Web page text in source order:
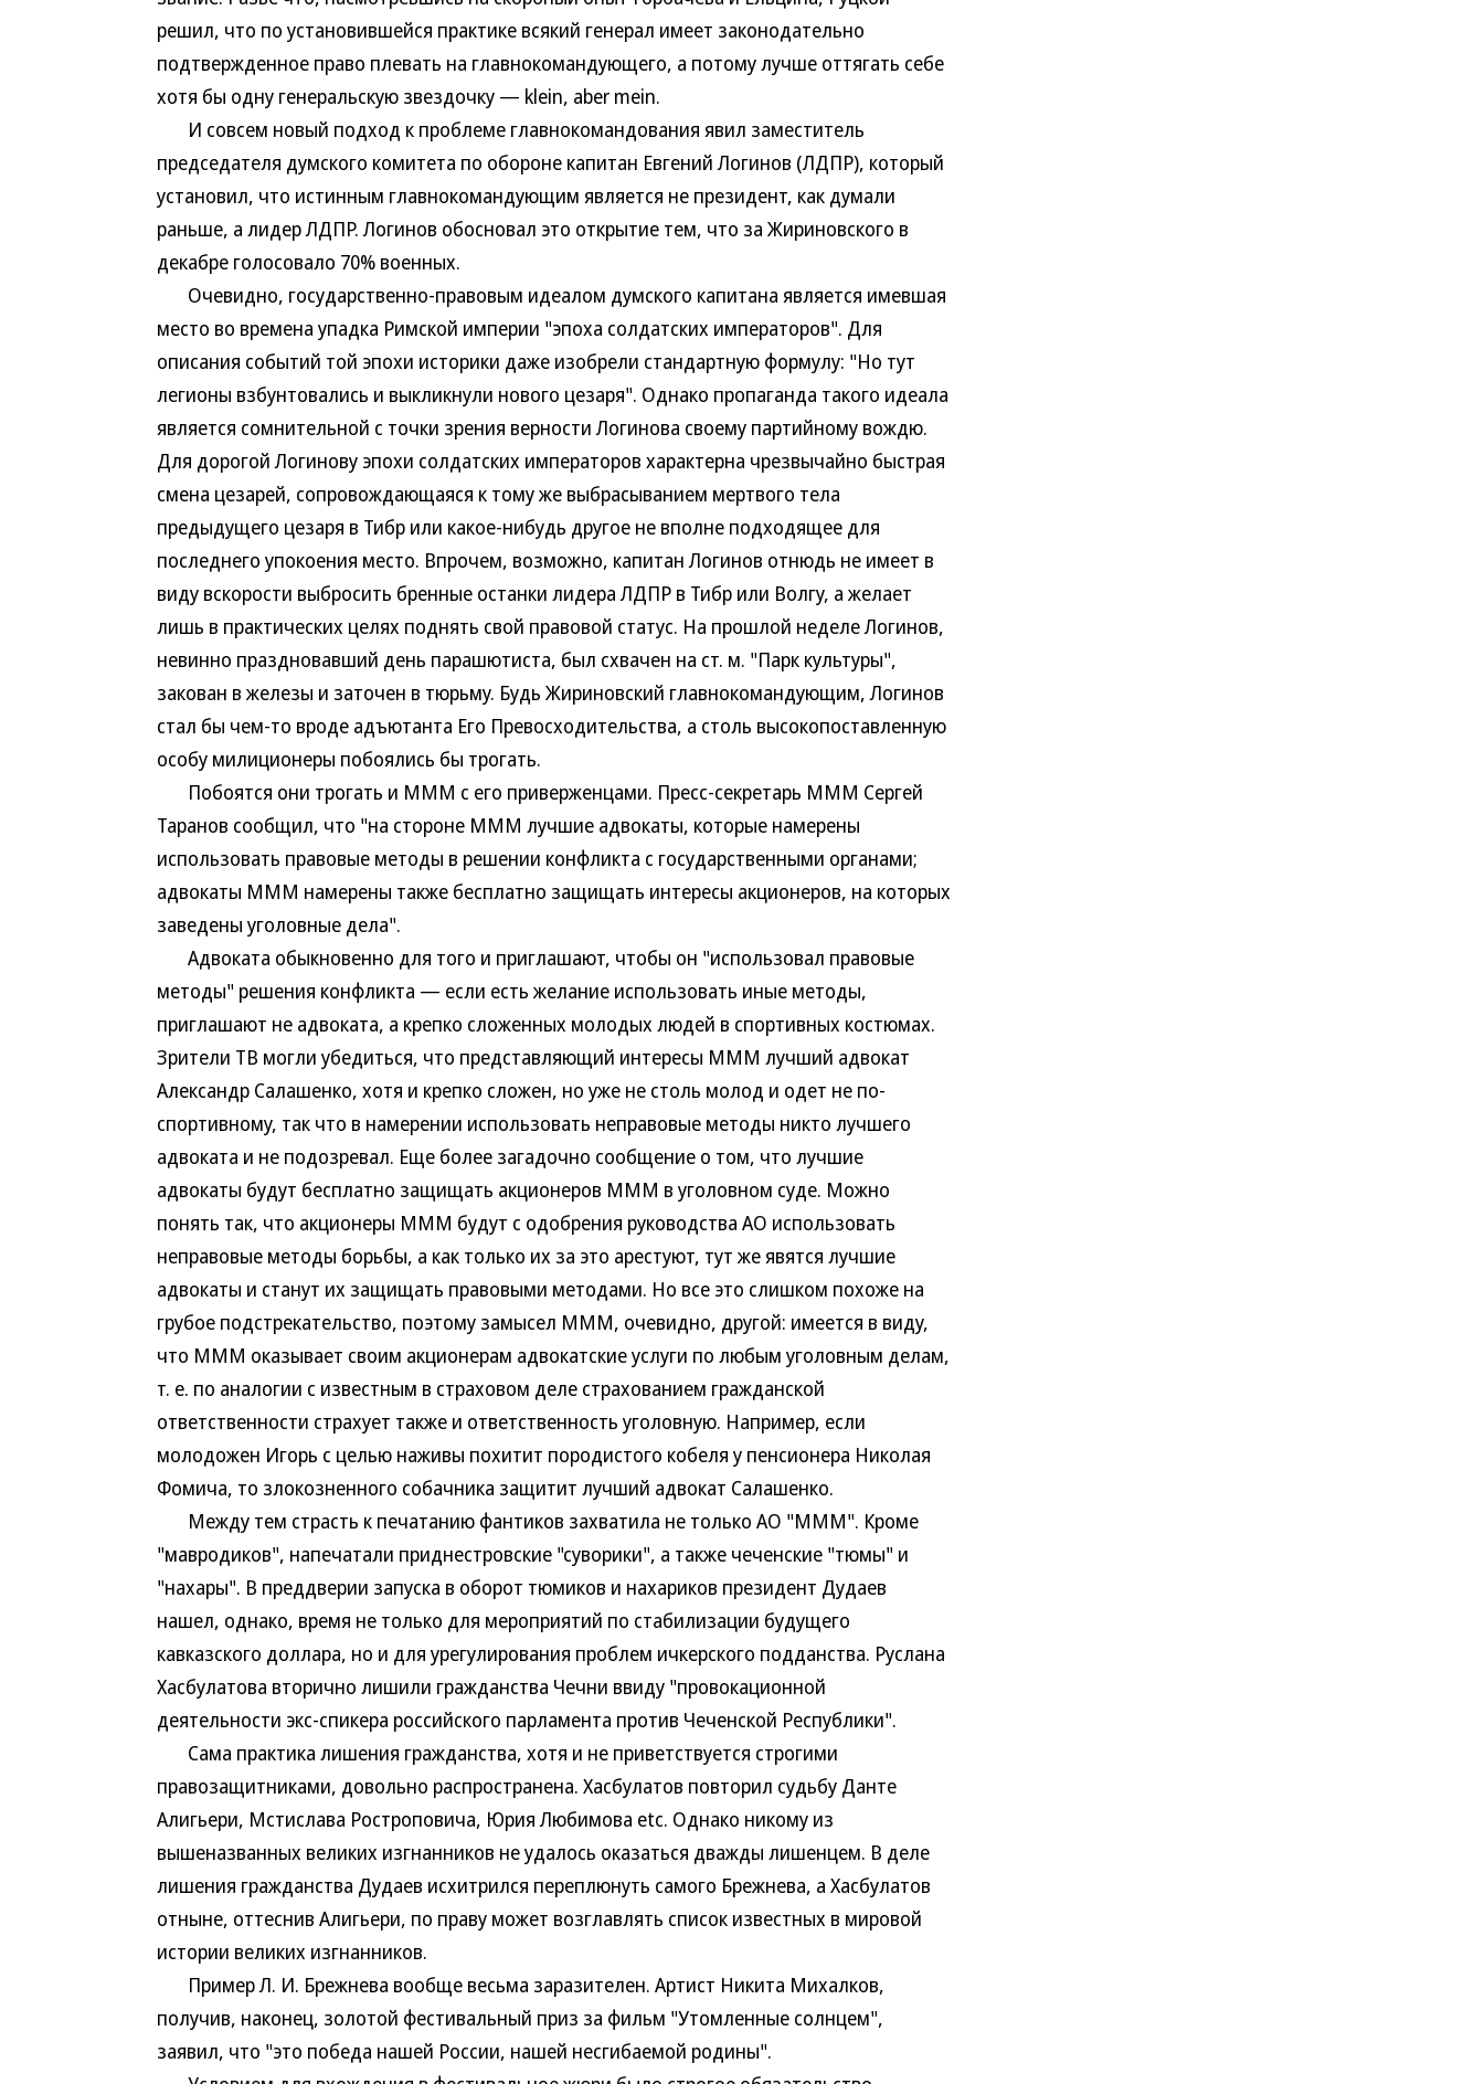
решил, что по установившейся практике всякий генерал имеет законодательно
подтвержденное право плевать на главнокомандующего, а потому лучше оттягать себе
хотя бы одну генеральскую звездочку — klein, aber mein.
И совсем новый подход к проблеме главнокомандования явил заместитель
председателя думского комитета по обороне капитан Евгений Логинов (ЛДПР), который
установил, что истинным главнокомандующим является не президент, как думали
раньше, а лидер ЛДПР. Логинов обосновал это открытие тем, что за Жириновского в
декабре голосовало 70% военных.
Очевидно, государственно-правовым идеалом думского капитана является имевшая
место во времена упадка Римской империи "эпоха солдатских императоров". Для
описания событий той эпохи историки даже изобрели стандартную формулу: "Но тут
легионы взбунтовались и выкликнули нового цезаря". Однако пропаганда такого идеала
является сомнительной с точки зрения верности Логинова своему партийному вождю.
Для дорогой Логинову эпохи солдатских императоров характерна чрезвычайно быстрая
смена цезарей, сопровождающаяся к тому же выбрасыванием мертвого тела
предыдущего цезаря в Тибр или какое-нибудь другое не вполне подходящее для
последнего упокоения место. Впрочем, возможно, капитан Логинов отнюдь не имеет в
виду вскорости выбросить бренные останки лидера ЛДПР в Тибр или Волгу, а желает
лишь в практических целях поднять свой правовой статус. На прошлой неделе Логинов,
невинно праздновавший день парашютиста, был схвачен на ст. м. "Парк культуры",
закован в железы и заточен в тюрьму. Будь Жириновский главнокомандующим, Логинов
стал бы чем-то вроде адъютанта Его Превосходительства, а столь высокопоставленную
особу милиционеры побоялись бы трогать.
Побоятся они трогать и МММ с его приверженцами. Пресс-секретарь МММ Сергей
Таранов сообщил, что "на стороне МММ лучшие адвокаты, которые намерены
использовать правовые методы в решении конфликта с государственными органами;
адвокаты МММ намерены также бесплатно защищать интересы акционеров, на которых
заведены уголовные дела".
Адвоката обыкновенно для того и приглашают, чтобы он "использовал правовые
методы" решения конфликта — если есть желание использовать иные методы,
приглашают не адвоката, а крепко сложенных молодых людей в спортивных костюмах.
Зрители ТВ могли убедиться, что представляющий интересы МММ лучший адвокат
Александр Салашенко, хотя и крепко сложен, но уже не столь молод и одет не по-
спортивному, так что в намерении использовать неправовые методы никто лучшего
адвоката и не подозревал. Еще более загадочно сообщение о том, что лучшие
адвокаты будут бесплатно защищать акционеров МММ в уголовном суде. Можно
понять так, что акционеры МММ будут с одобрения руководства АО использовать
неправовые методы борьбы, а как только их за это арестуют, тут же явятся лучшие
адвокаты и станут их защищать правовыми методами. Но все это слишком похоже на
грубое подстрекательство, поэтому замысел МММ, очевидно, другой: имеется в виду,
что МММ оказывает своим акционерам адвокатские услуги по любым уголовным делам,
т. е. по аналогии с известным в страховом деле страхованием гражданской
ответственности страхует также и ответственность уголовную. Например, если
молодожен Игорь с целью наживы похитит породистого кобеля у пенсионера Николая
Фомича, то злокозненного собачника защитит лучший адвокат Салашенко.
Между тем страсть к печатанию фантиков захватила не только АО "МММ". Кроме
"мавродиков", напечатали приднестровские "суворики", а также чеченские "тюмы" и
"нахары". В преддверии запуска в оборот тюмиков и нахариков президент Дудаев
нашел, однако, время не только для мероприятий по стабилизации будущего
кавказского доллара, но и для урегулирования проблем ичкерского подданства. Руслана
Хасбулатова вторично лишили гражданства Чечни ввиду "провокационной
деятельности экс-спикера российского парламента против Чеченской Республики".
Сама практика лишения гражданства, хотя и не приветствуется строгими
правозащитниками, довольно распространена. Хасбулатов повторил судьбу Данте
Алигьери, Мстислава Ростроповича, Юрия Любимова etc. Однако никому из
вышеназванных великих изгнанников не удалось оказаться дважды лишенцем. В деле
лишения гражданства Дудаев исхитрился переплюнуть самого Брежнева, а Хасбулатов
отныне, оттеснив Алигьери, по праву может возглавлять список известных в мировой
истории великих изгнанников.
Пример Л. И. Брежнева вообще весьма заразителен. Артист Никита Михалков,
получив, наконец, золотой фестивальный приз за фильм "Утомленные солнцем",
заявил, что "это победа нашей России, нашей несгибаемой родины".